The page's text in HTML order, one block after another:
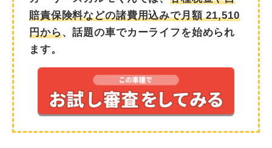
賠責保険料などの諸費用込みで月額21,510
円から、話題の車でカーライフを始められ
ます。